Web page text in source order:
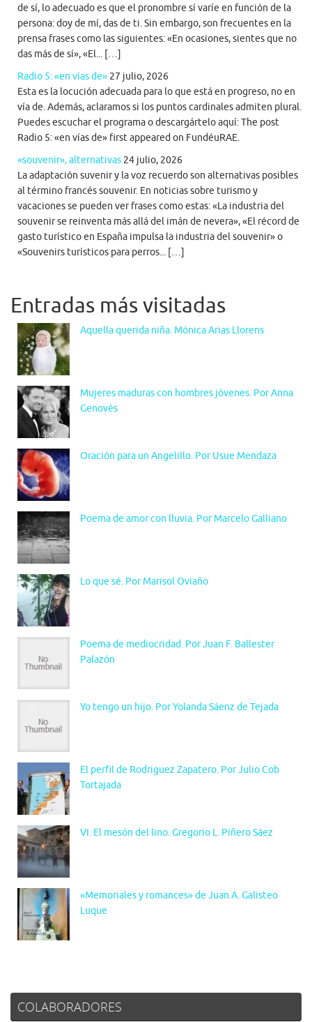
de sí, lo adecuado es que el pronombre sí varíe en función de la
persona: doy de mí, das de ti. Sin embargo, son frecuentes en la
prensa frases como las siguientes: «En ocasiones, sientes que no
das más de sí», «El... […]
Radio 5: «en vías de» 27 julio, 2026
Esta es la locución adecuada para lo que está en progreso, no en
vía de. Además, aclaramos si los puntos cardinales admiten plural.
Puedes escuchar el programa o descargártelo aquí: The post
Radio 5: «en vías de» first appeared on FundéuRAE.
«souvenir», alternativas 24 julio, 2026
La adaptación suvenir y la voz recuerdo son alternativas posibles
al término francés souvenir. En noticias sobre turismo y
vacaciones se pueden ver frases como estas: «La industria del
souvenir se reinventa más allá del imán de nevera», «El récord de
gasto turístico en España impulsa la industria del souvenir» o
«Souvenirs turísticos para perros... […]
Entradas más visitadas
Aquella querida niña. Mónica Arias Llorens
Mujeres maduras con hombres jóvenes. Por Anna
Genovés
Oración para un Angelillo. Por Usue Mendaza
Poema de amor con lluvia. Por Marcelo Galliano
Lo que sé. Por Marisol Oviaño
Poema de mediocridad. Por Juan F. Ballester
Palazón
Yo tengo un hijo. Por Yolanda Sáenz de Tejada
El perfil de Rodriguez Zapatero. Por Julio Cob
Tortajada
VI. El mesón del lino. Gregorio L. Piñero Sáez
«Memoriales y romances» de Juan A. Galisteo
Luque
COLABORADORES